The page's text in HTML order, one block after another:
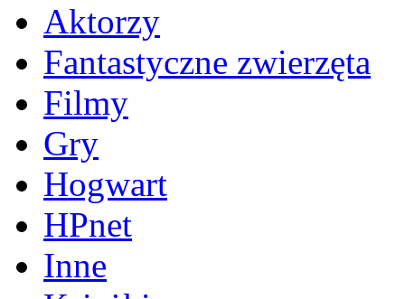
Aktorzy
Fantastyczne zwierzęta
Filmy
Gry
Hogwart
HPnet
Inne